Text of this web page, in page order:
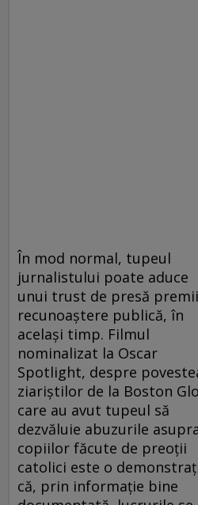
În mod normal, tupeul
jurnalistului poate aduce
unui trust de presă
recunoaștere publică, în
același timp. Filmul
nominalizat la Oscar
Spotlight, despre
ziariștilor de la Boston
care au avut tupeul să
dezvăluie abuzurile
copiilor făcute de preoții
catolici este o
că, prin informație bine